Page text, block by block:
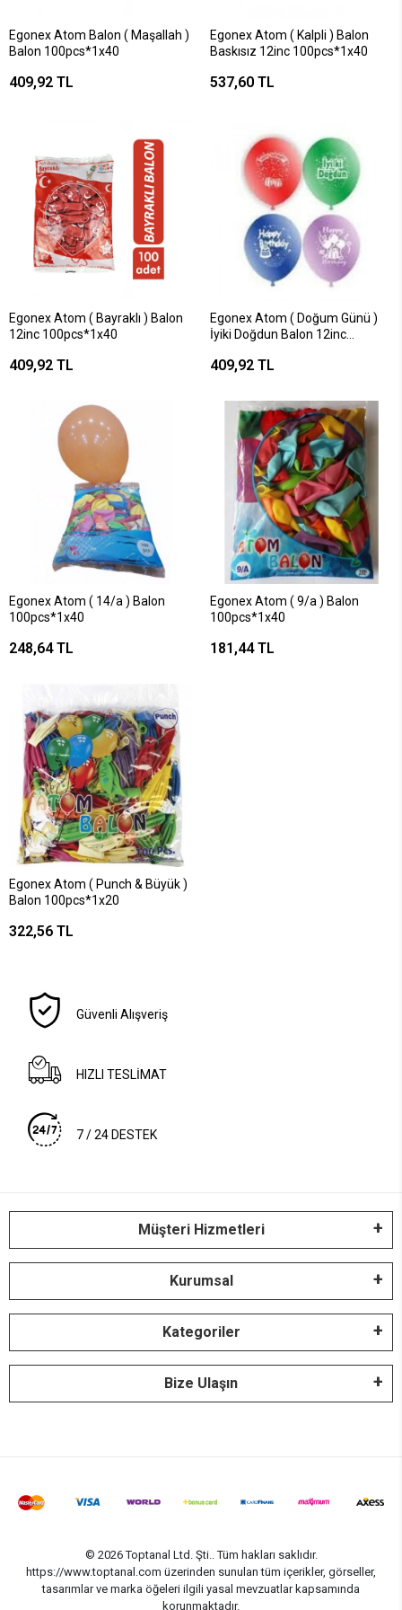
Egonex Atom Balon ( Maşallah )
Balon 100pcs*1x40
409,92 TL
Egonex Atom ( Kalpli ) Balon
Baskısız 12inc 100pcs*1x40
537,60 TL
Egonex Atom ( Bayraklı ) Balon
12inc 100pcs*1x40
409,92 TL
Egonex Atom ( Doğum Günü )
İyiki Doğdun Balon 12inc
409,92 TL
Egonex Atom ( 14/a ) Balon
100pcs*1x40
248,64 TL
Egonex Atom ( 9/a ) Balon
100pcs*1x40
181,44 TL
Egonex Atom ( Punch & Büyük )
Balon 100pcs*1x20
322,56 TL
Güvenli Alışveriş
HIZLI TESLİMAT
7 / 24 DESTEK
Müşteri Hizmetleri
Kurumsal
Kategoriler
Bize Ulaşın
© 2026 Toptanal Ltd. Şti.. Tüm hakları saklıdır.
https://www.toptanal.com üzerinden sunulan tüm içerikler, görseller,
tasarımlar ve marka öğeleri ilgili yasal mevzuatlar kapsamında
korunmaktadır.